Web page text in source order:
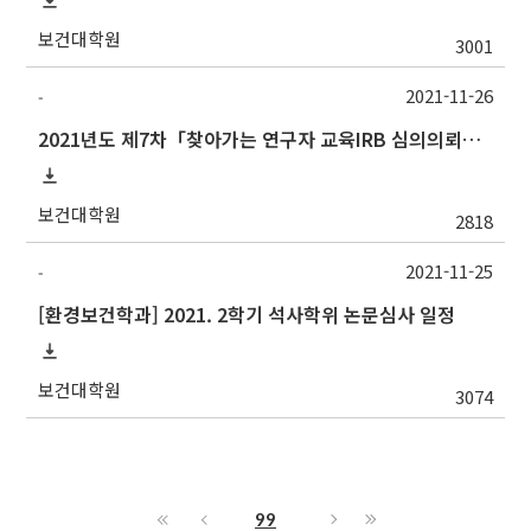
보건대학원 3001
-
2021년도 제7차「찾아가는 연구자 교육IRB 심의의뢰서 작성법」안내
보건대학원 2818
2021-11-26
-
[환경보건학과] 2021. 2학기 석사학위 논문심사 일정
보건대학원 3074
2021-11-25
99